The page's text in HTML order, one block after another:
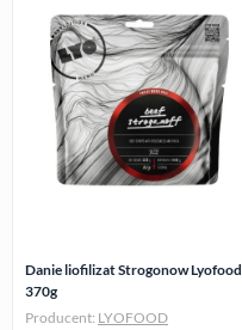
Danie liofilizat Strogonow Lyofood
370g
Producent: LYOFOOD